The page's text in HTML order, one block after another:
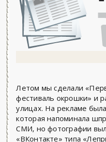
Летом мы сделали
фестиваль окрошки» и
улицах. На рекламе
которая напоминала
СМИ, но фотографии
«ВКонтакте» типа